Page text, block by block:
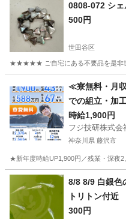
0808-072 シェ
500円
世田谷区
★★★★★ ご自宅にある不要品を是非世
その他 ス
≪寮無料・月
での組立・加
時給1,900円
フジ技研株式会
神奈川県 藤沢市
★新年度時給UP1,900円／残業・深夜
神奈川 藤沢市 その他
8/8 8/9 白銀色のメダカ 若魚4匹 中央区 晴海
トリトン付近
300円